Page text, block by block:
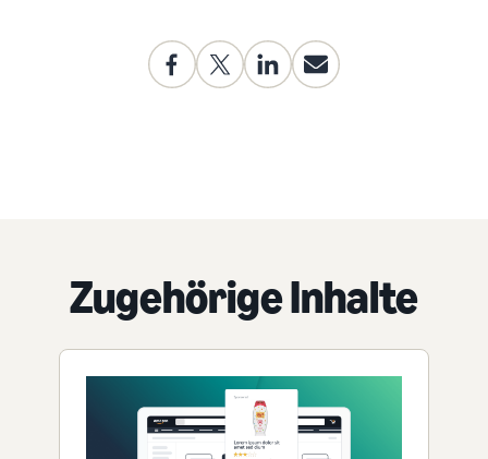
Zugehörige Inhalte